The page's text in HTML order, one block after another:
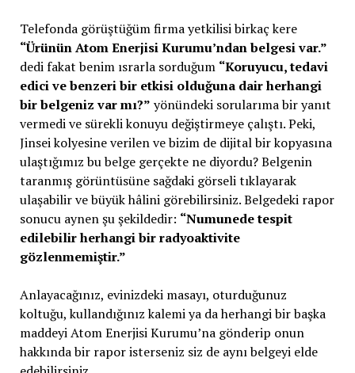
Telefonda görüştüğüm firma yetkilisi birkaç kere
“Ürünün Atom Enerjisi Kurumu’ndan belgesi var.”
dedi fakat benim ısrarla sorduğum “Koruyucu, tedavi
edici ve benzeri bir etkisi olduğuna dair herhangi
bir belgeniz var mı?” yönündeki sorularıma bir yanıt
vermedi ve sürekli konuyu değiştirmeye çalıştı. Peki,
Jinsei kolyesine verilen ve bizim de dijital bir kopyasına
ulaştığımız bu belge gerçekte ne diyordu? Belgenin
taranmış görüntüsüne sağdaki görseli tıklayarak
ulaşabilir ve büyük hâlini görebilirsiniz. Belgedeki rapor
sonucu aynen şu şekildedir: “Numunede tespit
edilebilir herhangi bir radyoaktivite
gözlenmemiştir.”
Anlayacağınız, evinizdeki masayı, oturduğunuz
koltuğu, kullandığınız kalemi ya da herhangi bir başka
maddeyi Atom Enerjisi Kurumu’na gönderip onun
hakkında bir rapor isterseniz siz de aynı belgeyi elde